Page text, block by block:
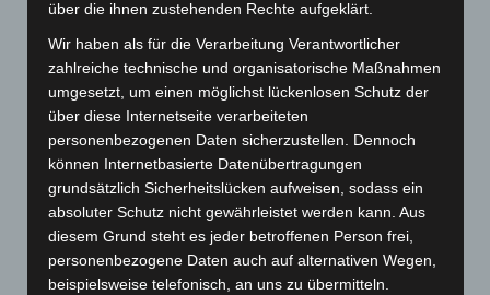
Art.-Nr. 9004-9
Schal, 100% Polyester, Chiffon, Format ca.
42x180cm
über die ihnen zustehenden Rechte aufgeklärt.
Wir haben als für die Verarbeitung Verantwortlicher
zahlreiche technische und organisatorische Maßnahmen
umgesetzt, um einen möglichst lückenlosen Schutz der
über diese Internetseite verarbeiteten
personenbezogenen Daten sicherzustellen. Dennoch
können Internetbasierte Datenübertragungen
grundsätzlich Sicherheitslücken aufweisen, sodass ein
absoluter Schutz nicht gewährleistet werden kann. Aus
diesem Grund steht es jeder betroffenen Person frei,
personenbezogene Daten auch auf alternativen Wegen,
beispielsweise telefonisch, an uns zu übermitteln.